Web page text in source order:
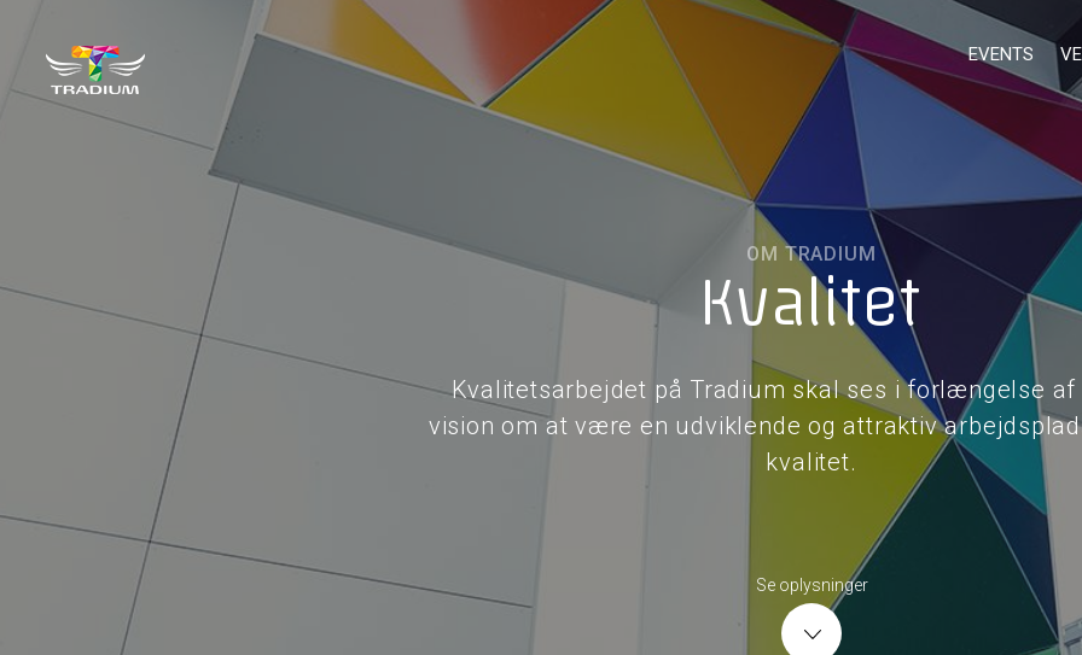
EVENTS
OM TRADIUM
Kvalitet
Kvalitetsarbejdet på Tradium skal ses i forlængelse af
vision om at være en udviklende og attraktiv
kvalitet.
Se oplysninger